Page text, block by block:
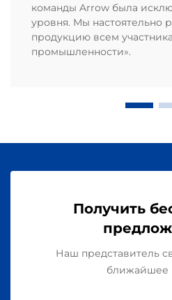
команды Arrow была
уровня. Мы настоятельно
продукцию всем
промышленности».
Получить
Наш представитель
ближайшее